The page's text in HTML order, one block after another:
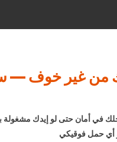
من غير خوف —
في أمان حتى لو إيدك مشغولة